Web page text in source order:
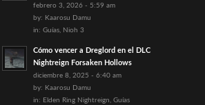
febrero 3, 2026 - 5:59 am
by: Kaarosu Damu
in: Guías, Nioh 3
Cómo vencer a Dreglord en el DLC
Nightreign Forsaken Hollows
diciembre 8, 2025 - 6:40 am
by: Kaarosu Damu
in: Elden Ring Nightreign, Guías